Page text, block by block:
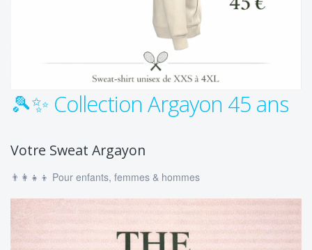
🎾✨ Collection Argayon 45 ans
Votre Sweat Argayon
👨‍👩‍👧‍👦 Pour enfants, femmes & hommes